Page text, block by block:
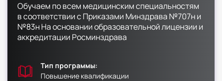
Контакты
Факультет физической культуры и спорта
Обучаем по всем медицинским специальностям
в соответствии с Приказами Минздрава №707н и
№83н На основании образовательной лицензии и
аккредитации Росминздрава
Тип программы:
Повышение квалификации